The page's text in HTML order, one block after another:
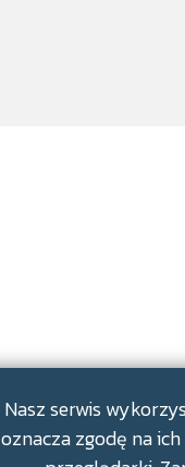
Nasz serwis
oznacza zgodę na